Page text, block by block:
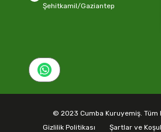
Şehitkamil/Gaziantep
© 2023 Cumba Kuruyemiş. Tüm
Gizlilik Politikası
Şartlar ve